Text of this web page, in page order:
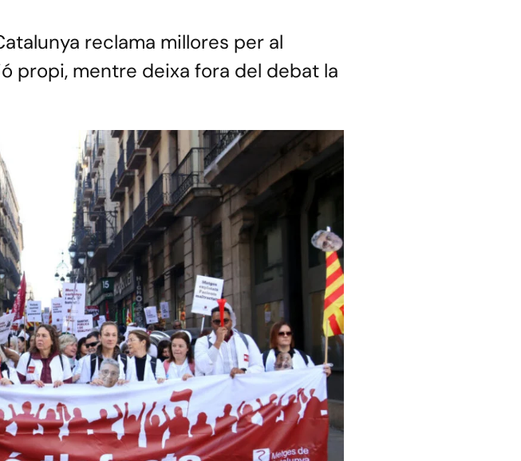
reclama millores per al
propi, mentre deixa fora del debat la